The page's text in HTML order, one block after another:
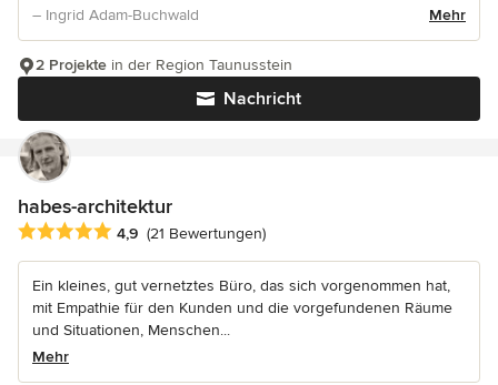
– Ingrid Adam-Buchwald
Mehr
Nachricht
2 Projekte in der Region Taunusstein
habes-architektur
Durchschnittliche Bewertung: 4.9 von 5 Sternen
4,9 (21 Bewertungen)
Ein kleines, gut vernetztes Büro, das sich vorgenommen hat,
mit Empathie für den Kunden und die vorgefundenen Räume
und Situationen, Menschen...
Mehr